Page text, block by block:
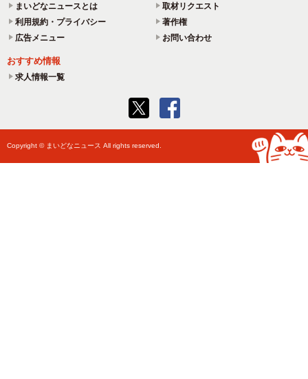
まいどなニュースとは
取材リクエスト
利用規約・プライバシー
著作権
広告メニュー
お問い合わせ
おすすめ情報
求人情報一覧
Copyright © まいどなニュース All rights reserved.